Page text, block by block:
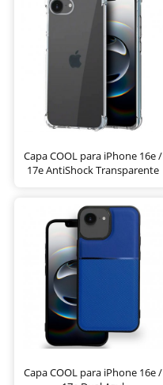
Capa COOL para iPhone 16e /
17e AntiShock Transparente
Capa COOL para iPhone 16e /